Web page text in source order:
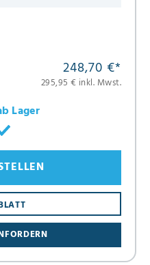
248,70 €*
295,95 € inkl. Mwst.
Lager